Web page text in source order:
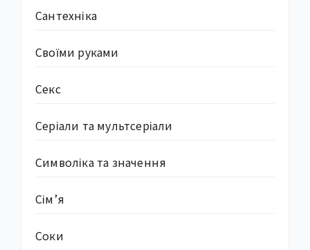
Сантехніка
Своїми руками
Секс
Серіали та мультсеріали
Символіка та значення
Сім’я
Соки